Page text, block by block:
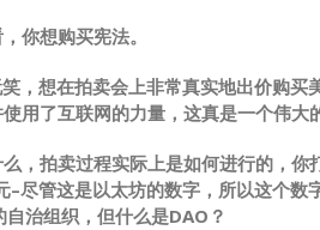
你想购买宪法。
想在拍卖会上非常真实地出价购买
用了互联网的力量，这真是一个伟大
，拍卖过程实际上是如何进行的，你
尽管这是以太坊的数字，所以这个数
治组织，但什么是DAO？